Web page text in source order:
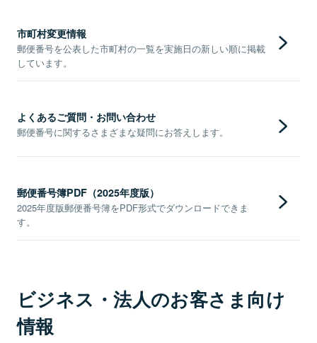
市町村変更情報
郵便番号を公表した市町村の一覧を実施日の新しい順に掲載
しています。
よくあるご質問・お問い合わせ
郵便番号に関するさまざまな疑問にお答えします。
郵便番号簿PDF（2025年度版）
2025年度版郵便番号簿をPDF形式でダウンロードできま
す。
ビジネス・法人のお客さま向け
情報